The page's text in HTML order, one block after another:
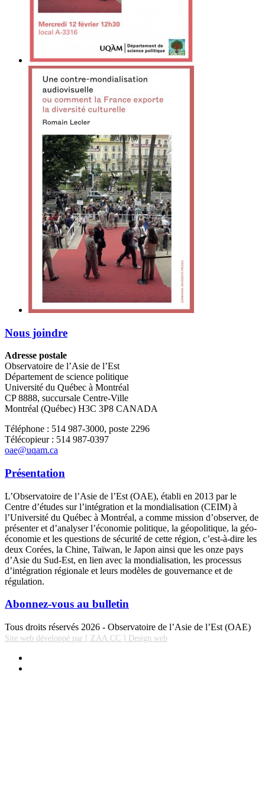
Nous joindre
Adresse postale
Observatoire de l’Asie de l’Est
Département de science politique
Université du Québec à Montréal
CP 8888, succursale Centre-Ville
Montréal (Québec) H3C 3P8 CANADA
Téléphone : 514 987-3000, poste 2296
Télécopieur : 514 987-0397
oae@uqam.ca
Présentation
L’Observatoire de l’Asie de l’Est (OAE), établi en 2013 par le
Centre d’études sur l’intégration et la mondialisation (CEIM) à
l’Université du Québec à Montréal, a comme mission d’observer, de
présenter et d’analyser l’économie politique, la géopolitique, la géo-
économie et les questions de sécurité de cette région, c’est-à-dire les
deux Corées, la Chine, Taïwan, le Japon ainsi que les onze pays
d’Asie du Sud-Est, en lien avec la mondialisation, les processus
d’intégration régionale et leurs modèles de gouvernance et de
régulation.
Abonnez-vous au bulletin
Tous droits réservés 2026 - Observatoire de l’Asie de l’Est (OAE)
Site web développé par [ ZAA.CC ] Design web